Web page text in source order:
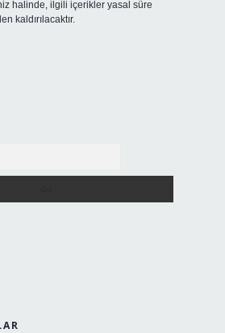
halinde, ilgili içerikler yasal süre
kaldırılacaktır.